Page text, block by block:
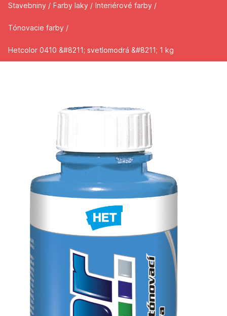
Stavebniny / Farby laky / Interiérové farby /
Tónovacie farby /
Hetcolor 0410 &#8211; svetlomodrá &#8211; 1 kg